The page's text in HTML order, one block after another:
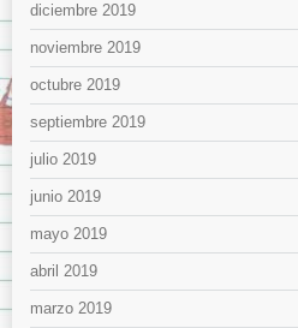
diciembre 2019
noviembre 2019
octubre 2019
septiembre 2019
julio 2019
junio 2019
mayo 2019
abril 2019
marzo 2019